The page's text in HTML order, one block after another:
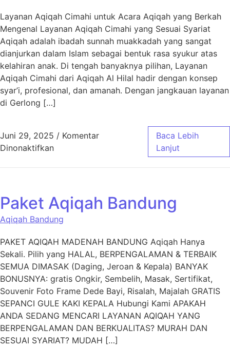
Layanan Aqiqah Cimahi untuk Acara Aqiqah yang Berkah
Mengenal Layanan Aqiqah Cimahi yang Sesuai Syariat
Aqiqah adalah ibadah sunnah muakkadah yang sangat
dianjurkan dalam Islam sebagai bentuk rasa syukur atas
kelahiran anak. Di tengah banyaknya pilihan, Layanan
Aqiqah Cimahi dari Aqiqah Al Hilal hadir dengan konsep
syar’i, profesional, dan amanah. Dengan jangkauan layanan
di Gerlong […]
Juni 29, 2025 / Komentar
Dinonaktifkanpada Layanan Aqiqah Cimahi untuk Acara
Baca Lebih
Lanjut
Paket Aqiqah Bandung
Aqiqah Bandung
PAKET AQIQAH MADENAH BANDUNG Aqiqah Hanya
Sekali. Pilih yang HALAL, BERPENGALAMAN & TERBAIK
SEMUA DIMASAK (Daging, Jeroan & Kepala) BANYAK
BONUSNYA: gratis Ongkir, Sembelih, Masak, Sertifikat,
Souvenir Foto Frame Dede Bayi, Risalah, Majalah GRATIS
SEPANCI GULE KAKI KEPALA Hubungi Kami APAKAH
ANDA SEDANG MENCARI LAYANAN AQIQAH YANG
BERPENGALAMAN DAN BERKUALITAS? MURAH DAN
SESUAI SYARIAT? MUDAH […]